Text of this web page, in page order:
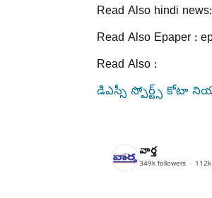
Read Also hindi
Read Also Epaper :
Read Also :
డిఎస్సీ స్పోర్ట్స్ కోటా
వార్త
349k followers 112k